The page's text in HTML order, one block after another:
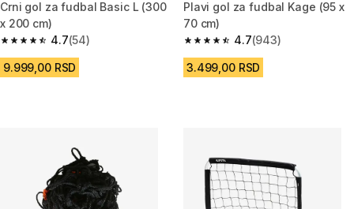
Crni gol za fudbal Basic L (300
x 200 cm)
4.7
4.7 od 5 zvezdica from 54 Recenzije
(54)
9.999,00 RSD
Plavi gol za fudbal Kage (95 x
70 cm)
4.7
4.7 od 5 zvezdica from 943
(943)
3.499,00 RSD